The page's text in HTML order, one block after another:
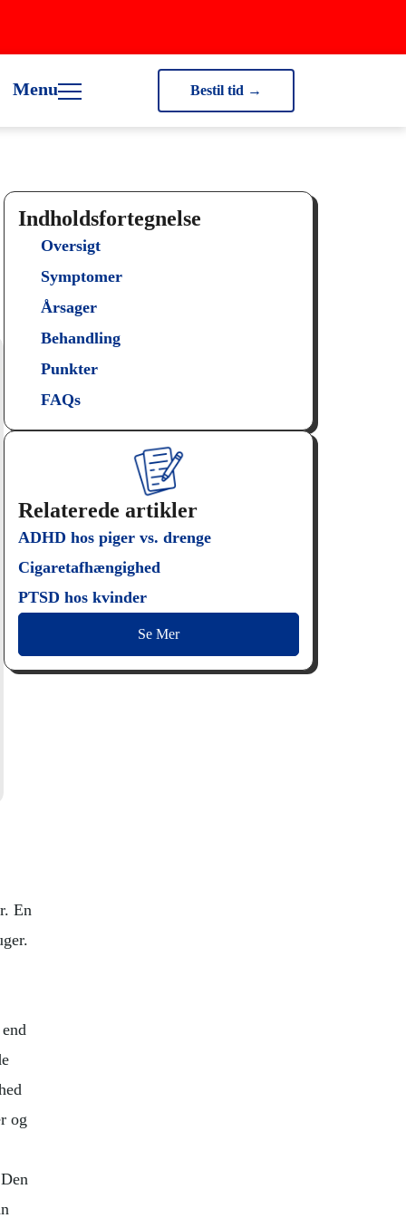
Menu Bestil tid →
En
og
Indholdsfortegnelse
Oversigt
Symptomer
Årsager
Behandling
Punkter
FAQs
Relaterede artikler
ADHD hos piger vs. drenge
Cigaretafhængighed
PTSD hos kvinder
Se Mer